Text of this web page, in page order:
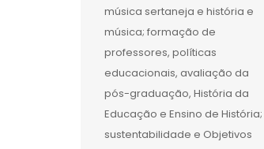
música sertaneja e história e
música; formação de
professores, políticas
educacionais, avaliação da
pós-graduação, História da
Educação e Ensino de História;
sustentabilidade e Objetivos